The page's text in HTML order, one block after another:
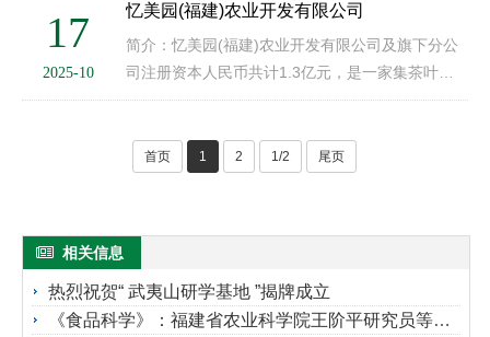
地50余亩，涵盖标准化初制厂、标准化精致厂、熟
茶发酵中心三大制茶板块，是···
17
2025-10
忆美园(福建)农业开发有限公司
简介：忆美园(福建)农业开发有限公司及旗下分公
司注册资本人民币共计1.3亿元，是一家集茶叶种
植/生产/销售/研发/文化营销于一体的茶叶应用全案
品」「金茶树」等自主品牌···
首页 1 2 1/2 尾页
相关信息
热烈祝贺“ 武夷山研学基地 ”揭牌成立
《食品科学》：福建省农业科学院王阶平研究员等：基于广泛靶向代谢组学的武夷肉桂加工过程代谢物的动态变化